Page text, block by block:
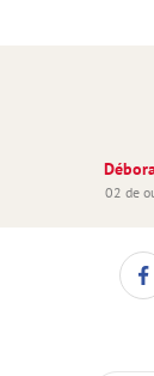
02 de